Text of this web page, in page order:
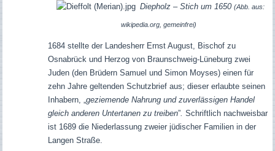
Diepholz – Stich um 1650(Abb. aus:
wikipedia.org, gemeinfrei)
1684 stellte der Landesherr Ernst August, Bischof zu
Osnabrück und Herzog von Braunschweig-Lüneburg zwei
Juden (den Brüdern Samuel und Simon Moyses) einen für
zehn Jahre geltenden Schutzbrief aus; dieser erlaubte seinen
Inhabern, „ geziemende Nahrung und zuverlässigen Handel
gleich anderen Untertanen zu treiben”. Schriftlich nachweisbar
ist 1689 die Niederlassung zweier jüdischer Familien in der
Langen Straße.